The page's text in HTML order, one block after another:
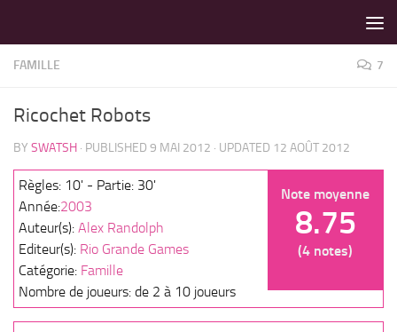
FAMILLE 7
Ricochet Robots
BY SWATSH · PUBLISHED 9 MAI 2012 · UPDATED 12 AOÛT 2012
Note moyenne
8.75
(4 notes)
Règles: 10' - Partie: 30'
Année:2003
Auteur(s): Alex Randolph
Editeur(s): Rio Grande Games
Catégorie: Famille
Nombre de joueurs: de 2 à 10 joueurs